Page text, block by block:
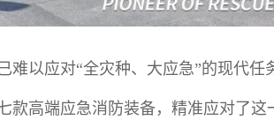
以应对“全灾种、大应急”的现代任
高端应急消防装备，精准应对了这